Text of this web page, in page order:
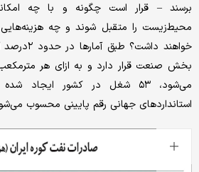
برسند – قرار است چگونه و با چه
محیط‌زیست را متقبل شوند و چه
خواهند
بخش صنعت قرار دارد و به ازای هر
می‌شود، ۵۳ شغل در کشور
استانداردهای جهانی رقم پایینی محسوب